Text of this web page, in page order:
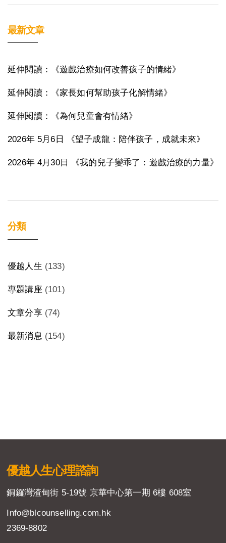
最新文章
延伸閱讀：《遊戲治療如何改善孩子的情緒》
延伸閱讀：《家長如何幫助孩子化解情緒》
延伸閱讀：《為何兒童會有情緒》
2026年 5月6日 《望子成龍：陪伴孩子，成就未來》
2026年 4月30日 《我的兒子變乖了：遊戲治療的力量》
分類
優越人生 (133)
專題講座 (101)
文章分享(74)
最新消息 (154)
優越人生心理諮詢
銅鑼灣渣甸街 5-19號 京華中心第一期 6樓 608室
Info@blcounselling.com.hk
2369-8802